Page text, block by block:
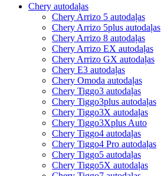
Chery autodaļas
Chery Arrizo 5 autodaļas
Chery Arrizo 5plus autodaļas
Chery Arrizo 8 autodaļas
Chery Arrizo EX autodaļas
Chery Arrizo GX autodaļas
Chery E3 autodaļas
Chery Omoda autodaļas
Chery Tiggo3 autodaļas
Chery Tiggo3plus autodaļas
Chery Tiggo3X autodaļas
Chery Tiggo3Xplus Auto
Chery Tiggo4 autodaļas
Chery Tiggo4 Pro autodaļas
Chery Tiggo5 autodaļas
Chery Tiggo5X autodaļas